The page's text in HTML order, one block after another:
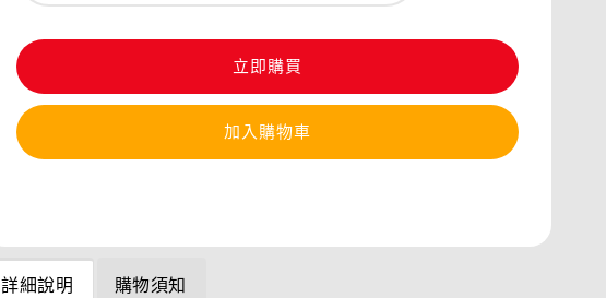
立即購買
加入購物車
詳細說明 購物須知